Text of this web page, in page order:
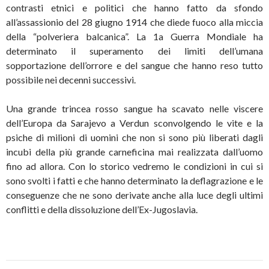
contrasti etnici e politici che hanno fatto da sfondo
all’assassionio del 28 giugno 1914 che diede fuoco alla miccia
della “polveriera balcanica”. La 1a Guerra Mondiale ha
determinato il superamento dei limiti dell’umana
sopportazione dell’orrore e del sangue che hanno reso tutto
possibile nei decenni successivi.
Una grande trincea rosso sangue ha scavato nelle viscere
dell’Europa da Sarajevo a Verdun sconvolgendo le vite e la
psiche di milioni di uomini che non si sono più liberati dagli
incubi della più grande carneficina mai realizzata dall’uomo
fino ad allora. Con lo storico vedremo le condizioni in cui si
sono svolti i fatti e che hanno determinato la deflagrazione e le
conseguenze che ne sono derivate anche alla luce degli ultimi
conflitti e della dissoluzione dell’Ex-Jugoslavia.